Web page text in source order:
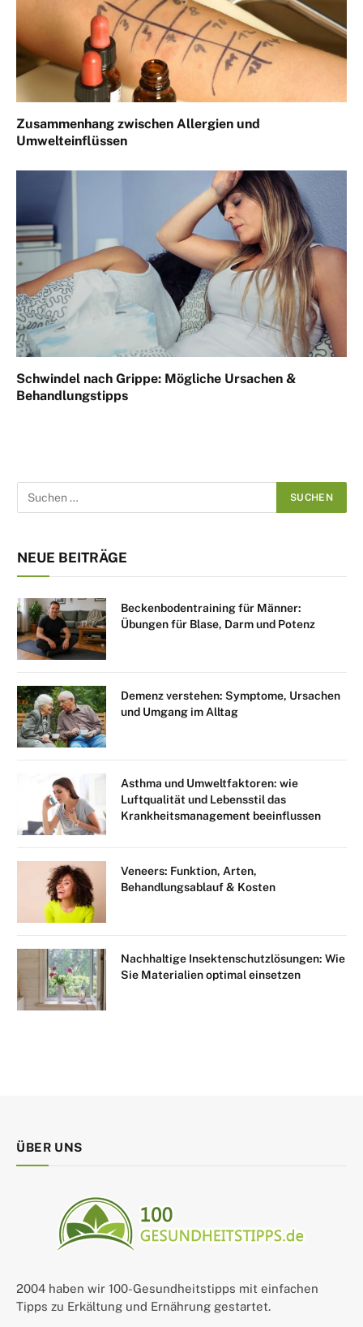
Zusammenhang zwischen Allergien und
Umwelteinflüssen
Schwindel nach Grippe: Mögliche Ursachen &
Behandlungstipps
NEUE BEITRÄGE
Beckenbodentraining für Männer:
Übungen für Blase, Darm und Potenz
Demenz verstehen: Symptome, Ursachen
und Umgang im Alltag
Asthma und Umweltfaktoren: wie
Luftqualität und Lebensstil das
Krankheitsmanagement beeinflussen
Veneers: Funktion, Arten,
Behandlungsablauf & Kosten
Nachhaltige Insektenschutzlösungen: Wie
Sie Materialien optimal einsetzen
ÜBER UNS
2004 haben wir 100-Gesundheitstipps mit einfachen
Tipps zu Erkältung und Ernährung gestartet.